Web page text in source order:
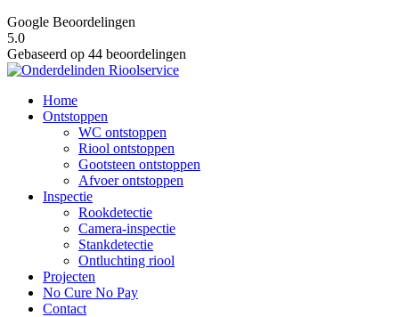
Google Beoordelingen
5.0
Gebaseerd op 44 beoordelingen
Home
Ontstoppen
WC ontstoppen
Riool ontstoppen
Gootsteen ontstoppen
Afvoer ontstoppen
Inspectie
Rookdetectie
Camera-inspectie
Stankdetectie
Ontluchting riool
Projecten
No Cure No Pay
Contact